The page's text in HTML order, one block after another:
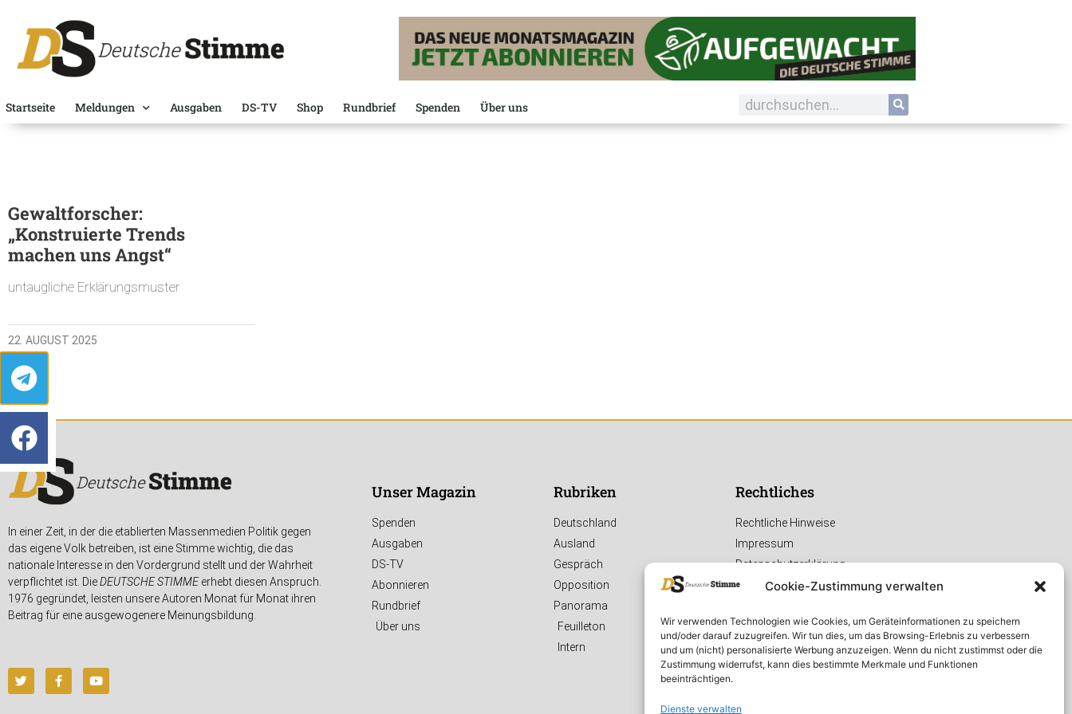
Cookie-Zustimmung verwalten
Wir verwenden Technologien wie Cookies, um Geräteinformationen zu speichern
und/oder darauf zuzugreifen. Wir tun dies, um das Browsing-Erlebnis zu verbessern
und um (nicht) personalisierte Werbung anzuzeigen. Wenn du nicht zustimmst oder die
Zustimmung widerrufst, kann dies bestimmte Merkmale und Funktionen
beeinträchtigen.
Dienste verwalten
Startseite Meldungen Ausgaben DS-TV Shop Rundbrief Spenden Über uns
Gewaltforscher:
„Konstruierte Trends
machen uns Angst“
untaugliche Erklärungsmuster
22. AUGUST 2025
In einer Zeit, in der die etablierten Massenmedien Politik gegen
das eigene Volk betreiben, ist eine Stimme wichtig, die das
nationale Interesse in den Vordergrund stellt und der Wahrheit
verpflichtet ist. DieDEUTSCHE STIMMEerhebt diesen Anspruch.
1976 gegründet, leisten unsere Autoren Monat für Monat ihren
Beitrag für eine ausgewogenere Meinungsbildung.
Unser Magazin
Spenden
Ausgaben
DS-TV
Abonnieren
Rundbrief
Über uns
Rubriken
Deutschland
Ausland
Gespräch
Opposition
Panorama
Feuilleton
Intern
Rechtliches
Rechtliche Hinweise
Impressum
Datenschutzerklärung